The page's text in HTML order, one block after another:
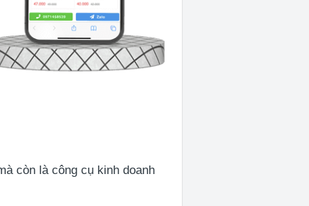
còn là công cụ kinh doanh